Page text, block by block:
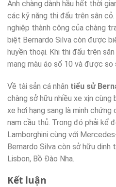
Anh chàng dành hầu hết thời
các kỹ năng thi đấu trên sân
nghiệp thành công của chàng
biệt Bernardo Silva còn được
huyền thoại. Khi thi đấu trên
mang màu áo số 10 và được so
Về tài sản cá nhân tiểu sử
chàng sở hữu nhiều xe xịn
xe hơi hạng sang là minh
nam cầu thủ. Trong đó phải kể
Lamborghini cùng với
Bernardo Silva còn sở hữu dinh
Lisbon, Bồ Đào Nha.
Kết luận